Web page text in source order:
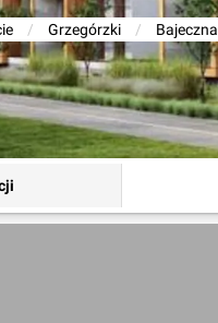
/ Grzegórzki / Bajeczna